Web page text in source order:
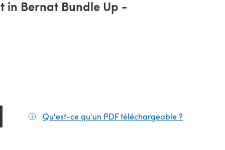
in Bernat Bundle Up -
onglet) Qu'est-ce qu'un PDF téléchargeable ?